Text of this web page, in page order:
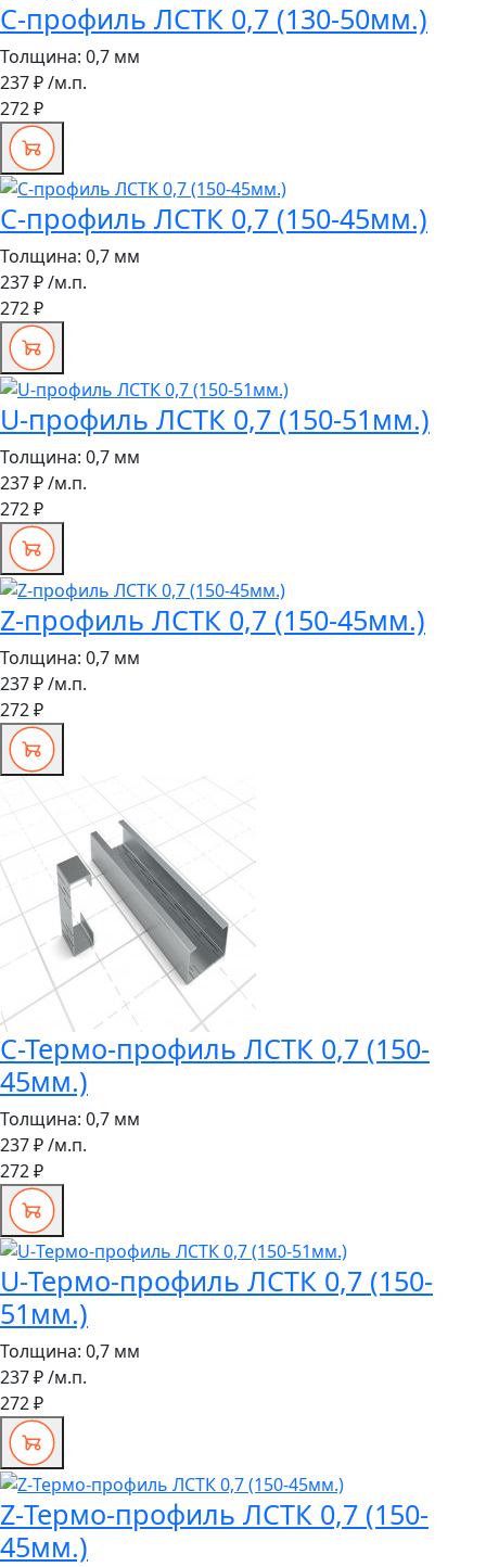
С-профиль ЛСТК 0,7 (130-50мм.)
Толщина: 0,7 мм
237 ₽/м.п.
272 ₽
С-профиль ЛСТК 0,7 (150-45мм.)
Толщина: 0,7 мм
237 ₽/м.п.
272 ₽
U-профиль ЛСТК 0,7 (150-51мм.)
Толщина: 0,7 мм
237 ₽/м.п.
272 ₽
Z-профиль ЛСТК 0,7 (150-45мм.)
Толщина: 0,7 мм
237 ₽/м.п.
272 ₽
С-Термо-профиль ЛСТК 0,7 (150-
45мм.)
Толщина: 0,7 мм
237 ₽/м.п.
272 ₽
U-Термо-профиль ЛСТК 0,7 (150-
51мм.)
Толщина: 0,7 мм
237 ₽/м.п.
272 ₽
Z-Термо-профиль ЛСТК 0,7 (150-
45мм.)